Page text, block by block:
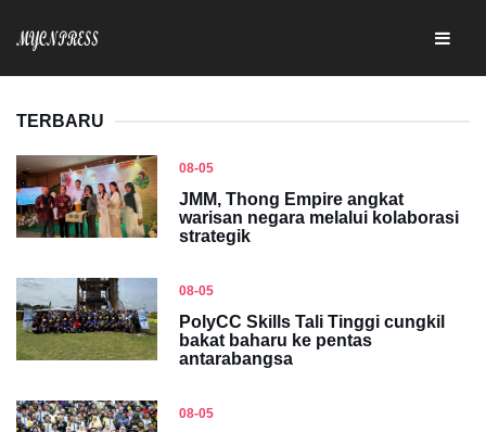
TERBARU
08-05
JMM, Thong Empire angkat
warisan negara melalui kolaborasi
strategik
08-05
PolyCC Skills Tali Tinggi cungkil
bakat baharu ke pentas
antarabangsa
08-05